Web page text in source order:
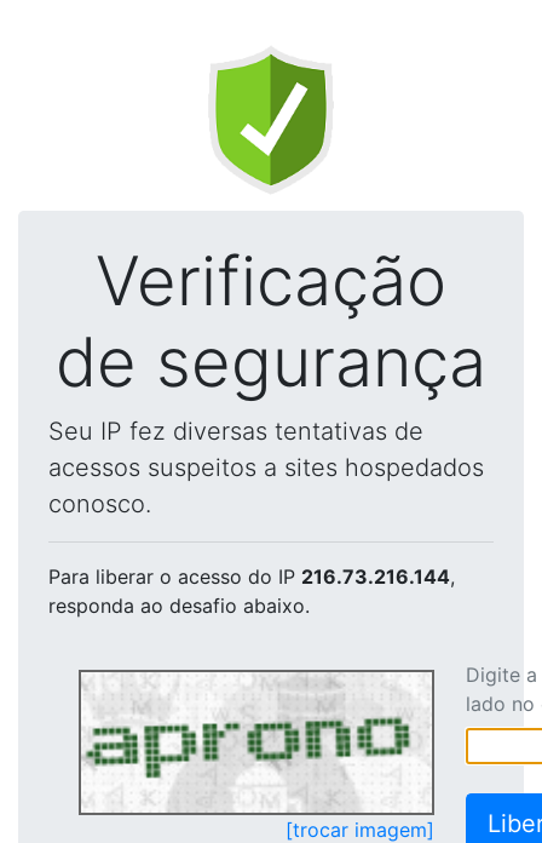
Verificação
de segurança
Seu IP fez diversas tentativas de
acessos suspeitos a sites hospedados
conosco.
Para liberar o acesso do IP 216.73.216.144,
responda ao desafio abaixo.
[trocar imagem]
Digite
lado no